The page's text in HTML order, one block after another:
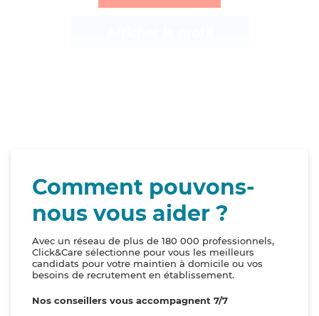
Comment pouvons-
nous vous aider ?
Avec un réseau de plus de 180 000 professionnels,
Click&Care sélectionne pour vous les meilleurs
candidats pour votre maintien à domicile ou vos
besoins de recrutement en établissement.
Nos conseillers vous accompagnent 7/7